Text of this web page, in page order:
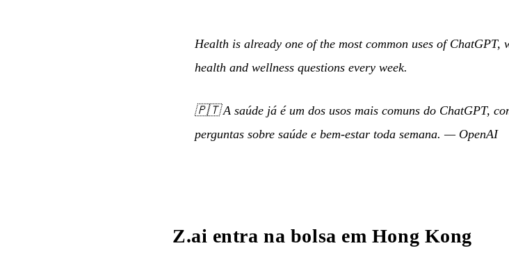
Health is already one of the most common uses of
health and wellness questions every week.
🇵🇹A saúde já é um dos usos mais comuns do ChatGPT,
perguntas sobre saúde e bem-estar toda semana. — OpenAI
Z.ai entra na bolsa em Hong Kong